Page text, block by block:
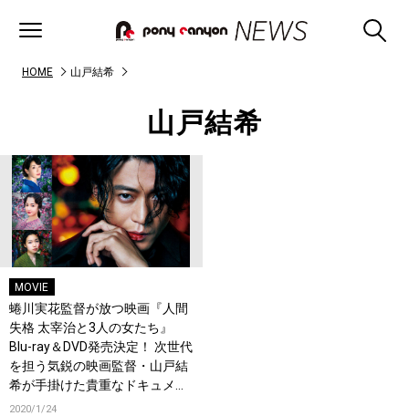
HOME 山戸結希
山戸結希
MOVIE
蜷川実花監督が放つ映画『人間
失格 太宰治と3人の女たち』
Blu-ray＆DVD発売決定！ 次世代
を担う気鋭の映画監督・山戸結
希が手掛けた貴重なドキュメン
タリー映像収録
2020/1/24